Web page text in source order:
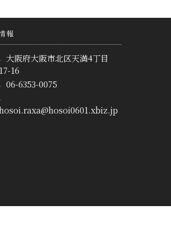
報
大阪府大阪市北区天満4丁目
17-16
06-6353-0075